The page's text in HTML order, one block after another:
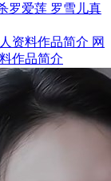
罗爱莲 罗雪儿真
网
作品简介